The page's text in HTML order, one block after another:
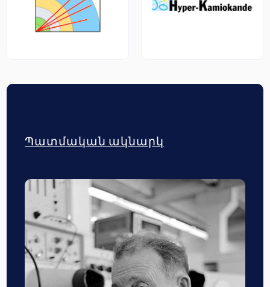
Պատմական ակնարկ